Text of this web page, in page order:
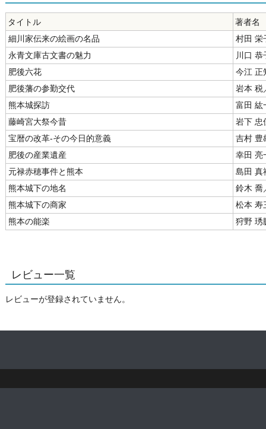
タイトル
著者名
細川家伝来の絵画の名品
村田 栄
永青文庫古文書の魅力
川口 恭
肥後六花
今江 正
肥後藩の参勤交代
岩本 税
熊本城探訪
富田 紘
藤崎宮大祭今昔
岩下 忠
宝暦の改革-その今日的意義
吉村 豊
肥後の産業遺産
幸田 亮
元禄赤穂事件と熊本
島田 真
熊本城下の地名
鈴木 喬
熊本城下の商家
松本 寿
熊本の能楽
狩野 琇
レビュー一覧
レビューが登録されていません。